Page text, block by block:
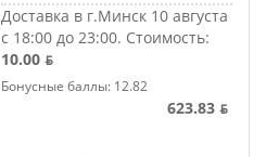
Доставка в г.Минск 10 августа
с 18:00 до 23:00. Стоимость:
10.00 ƃ
Бонусные баллы: 12.82
623.83 ƃ